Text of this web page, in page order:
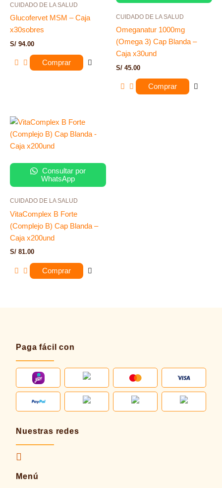
CUIDADO DE LA SALUD
Glucofervet MSM – Caja
x30sobres
S/ 94.00
Comprar
CUIDADO DE LA SALUD
Omeganatur 1000mg
(Omega 3) Cap Blanda –
Caja x30und
S/ 45.00
Comprar
Consultar por
WhatsApp
CUIDADO DE LA SALUD
VitaComplex B Forte
(Complejo B) Cap Blanda –
Caja x200und
S/ 81.00
Comprar
Paga fácil con
Nuestras redes
Menú